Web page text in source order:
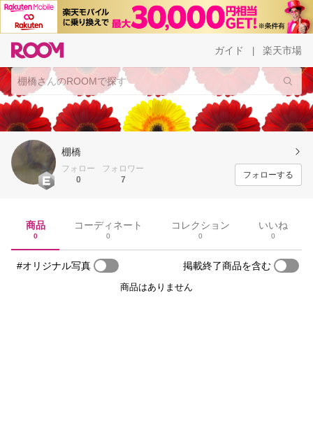
ガイド 楽天市場
棚橋
フォロー
0
フォロワー
7
フォローする
商品
0
コーディネート
0
コレクション
0
いいね
0
#オリジナル写真 掲載終了商品を含む
商品はありません